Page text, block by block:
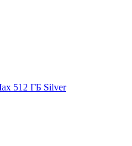
512 ГБ Silver